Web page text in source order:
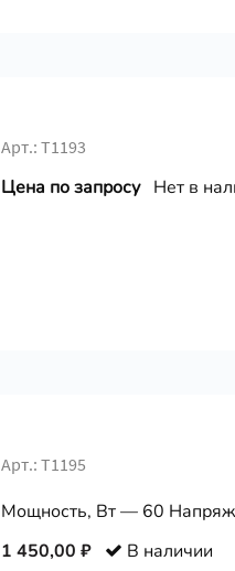
Арт.: Т1193
Цена по запросу Нет в
Арт.: Т1195
Мощность, Вт — 60
1 450,00 ₽ В наличии